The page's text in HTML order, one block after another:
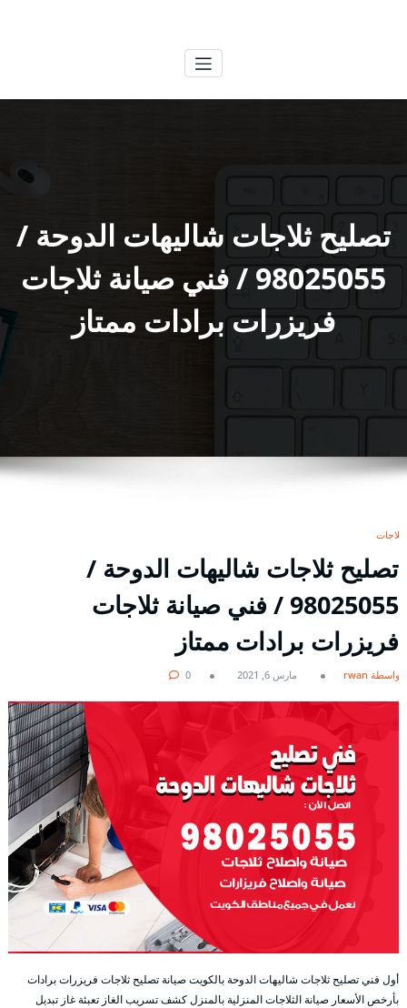
تصليح ثلاجات شاليهات الدوحة /
98025055 / فني صيانة ثلاجات
فريزرات برادات ممتاز
ثلاجات
تصليح ثلاجات شاليهات الدوحة /
98025055 / فني صيانة ثلاجات
فريزرات برادات ممتاز
بواسطة rwan مارس 6, 2021 0
أول فني تصليح ثلاجات شاليهات الدوحة بالكويت صيانة تصليح ثلاجات فريزرات برادات
بأرخص الأسعار صيانة الثلاجات المنزلية بالمنزل كشف تسريب الغاز تعبئة غاز تبديل